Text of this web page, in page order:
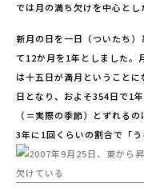
では月の満ち欠けを中心とし
新月の日を一日（ついたち
て12か月を1年としました。
は十五日が満月ということ
日となり、およそ354日で1
（＝実際の季節）とずれる
3年に1回くらいの割合で「う